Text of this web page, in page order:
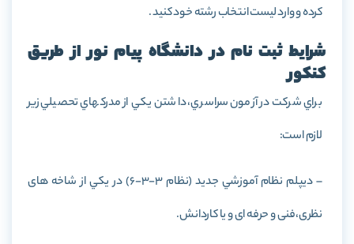
کرده و وارد لیست انتخاب رشته خود کنید .
شرایط ثبت نام در دانشگاه پیام نور از طریق
کنکور
براي شركت در آزمون سراسري، داشتن يكي از مدركهاي تحصيلي زير
لازم است:
– ديپلم نظام آموزشي جديد (نظام 3-3-6) در يكي از شاخه های
نظری،فنی و حرفه ای و يا كاردانش.